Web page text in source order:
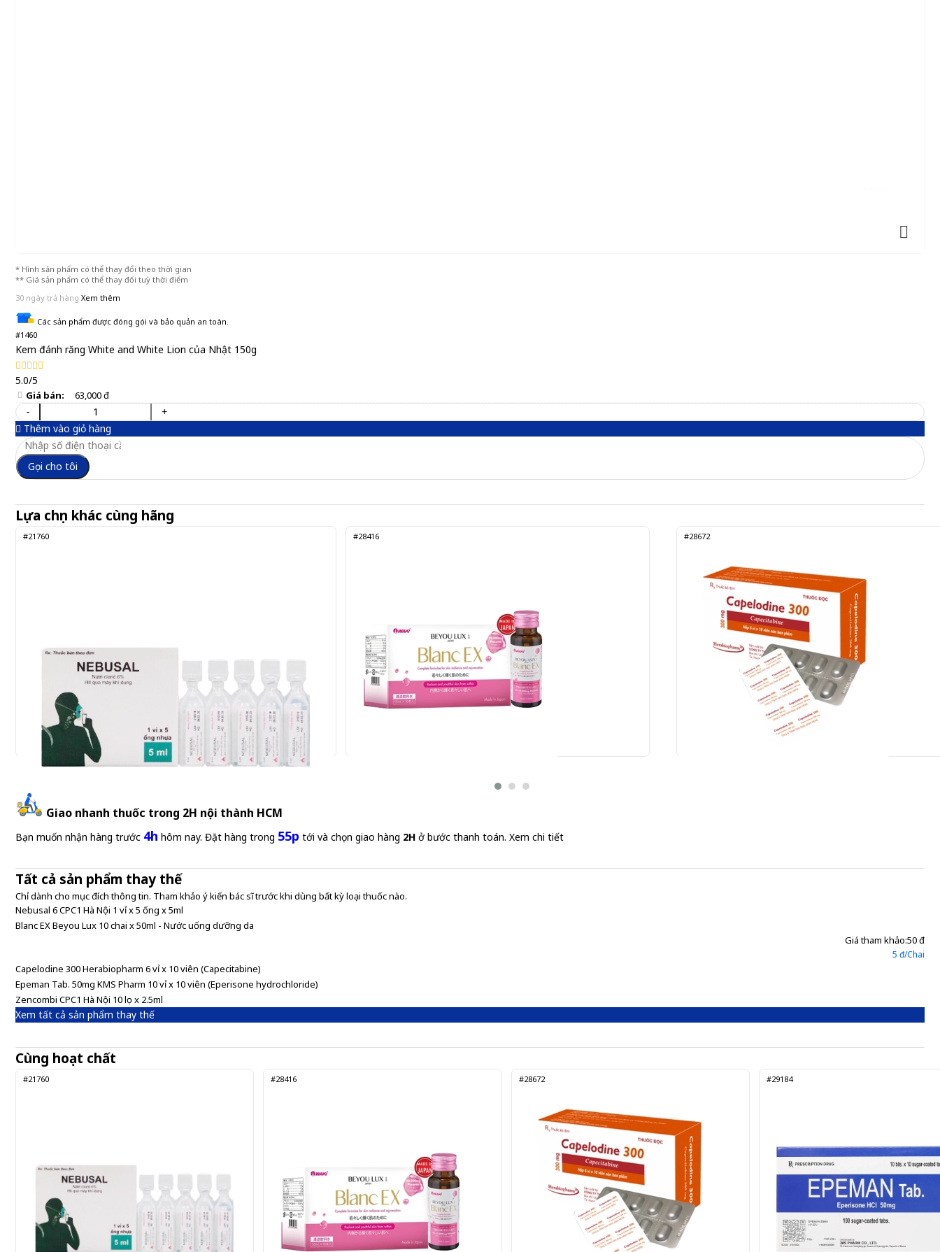
* Hình sản phẩm có thể thay đổi theo thời gian
** Giá sản phẩm có thể thay đổi tuỳ thời điểm
30 ngày trả hàng Xem thêm
Các sản phẩm được đóng gói và bảo quản an toàn.
#1460
Kem đánh răng White and White Lion của Nhật 150g
5.0/5
Giá bán: 63,000 đ
-
+
Thêm vào giỏ hàng
Gọi cho tôi
Lựa chọn khác cùng hãng
#21760
Nebusal 6 CPC1 Hà Nội 1 vỉ x 5 ống x 5ml
#28416
Blanc EX Beyou Lux 10 chai x 50ml - Nước uống dưỡng da
168,000 đ/Chai
#28672
Giao nhanh thuốc trong 2H nội thành HCM
Bạn muốn nhận hàng trước 4h hôm nay. Đặt hàng trong 55p tới và chọn giao hàng 2H ở bước thanh toán. Xem chi tiết
Tất cả sản phẩm thay thế
Chỉ dành cho mục đích thông tin. Tham khảo ý kiến bác sĩ trước khi dùng bất kỳ loại thuốc nào.
Nebusal 6 CPC1 Hà Nội 1 vỉ x 5 ống x 5ml
Blanc EX Beyou Lux 10 chai x 50ml - Nước uống dưỡng da
Giá tham khảo:50 đ
5 đ/Chai
Capelodine 300 Herabiopharm 6 vỉ x 10 viên (Capecitabine)
Epeman Tab. 50mg KMS Pharm 10 vỉ x 10 viên (Eperisone hydrochloride)
Zencombi CPC1 Hà Nội 10 lọ x 2.5ml
Xem tất cả sản phẩm thay thế
Cùng hoạt chất
#21760 #28416 #28672 #29184